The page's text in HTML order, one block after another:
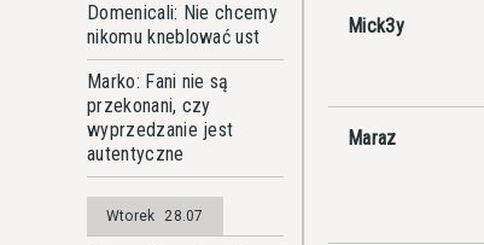
Domenicali: Nie chcemy
nikomu kneblować ust
Marko: Fani nie są
przekonani, czy
wyprzedzanie jest
autentyczne
Wtorek 28.07
Mick3y
Maraz